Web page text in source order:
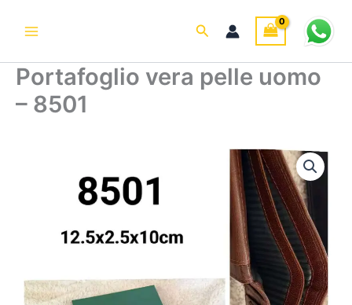
Cerca
Portafoglio vera pelle uomo
– 8501